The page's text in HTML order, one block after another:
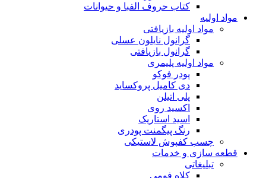
کتاب حروف الفبا و حیوانات
مواد اولیه
مواد اولیه بازیافتی
گرانول نایلون عسلی
گرانول بازیافتی
مواد اولیه پلیمری
پودر فوکو
دی کامیل پروکساید
پلی اتیلن
اکسید روی
اسید استاریک
رنگ پیگمنت پودری
چسب کفپوش لاستیکی
قطعه سازی و خدمات
تبلیغاتی
کلاه فومی